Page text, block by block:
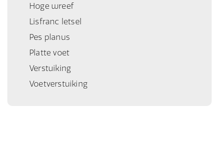
Hoge wreef
Lisfranc letsel
Pes planus
Platte voet
Verstuiking
Voetverstuiking